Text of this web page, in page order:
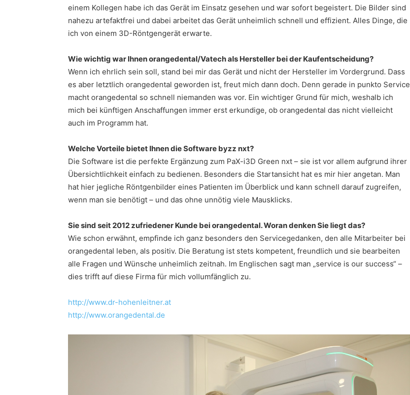
einem Kollegen habe ich das Gerät im Einsatz gesehen und war sofort begeistert. Die Bilder sind
nahezu artefaktfrei und dabei arbeitet das Gerät unheimlich schnell und effizient. Alles Dinge, die
ich von einem 3D-Röntgengerät erwarte.
Wie wichtig war Ihnen orangedental/Vatech als Hersteller bei der Kaufentscheidung?
Wenn ich ehrlich sein soll, stand bei mir das Gerät und nicht der Hersteller im Vordergrund. Dass
es aber letztlich orangedental geworden ist, freut mich dann doch. Denn gerade in punkto Service
macht orangedental so schnell niemanden was vor. Ein wichtiger Grund für mich, weshalb ich
mich bei künftigen Anschaffungen immer erst erkundige, ob orangedental das nicht vielleicht
auch im Programm hat.
Welche Vorteile bietet Ihnen die Software byzz nxt?
Die Software ist die perfekte Ergänzung zum PaX-i3D Green nxt – sie ist vor allem aufgrund ihrer
Übersichtlichkeit einfach zu bedienen. Besonders die Startansicht hat es mir hier angetan. Man
hat hier jegliche Röntgenbilder eines Patienten im Überblick und kann schnell darauf zugreifen,
wenn man sie benötigt – und das ohne unnötig viele Mausklicks.
Sie sind seit 2012 zufriedener Kunde bei orangedental. Woran denken Sie liegt das?
Wie schon erwähnt, empfinde ich ganz besonders den Servicegedanken, den alle Mitarbeiter bei
orangedental leben, als positiv. Die Beratung ist stets kompetent, freundlich und sie bearbeiten
alle Fragen und Wünsche unheimlich zeitnah. Im Englischen sagt man „service is our success“ –
dies trifft auf diese Firma für mich vollumfänglich zu.
http://www.dr-hohenleitner.at
http://www.orangedental.de